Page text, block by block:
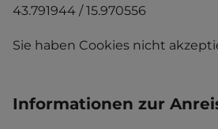
43.791944 / 15.970556
Sie haben Cookies nicht
Informationen zur